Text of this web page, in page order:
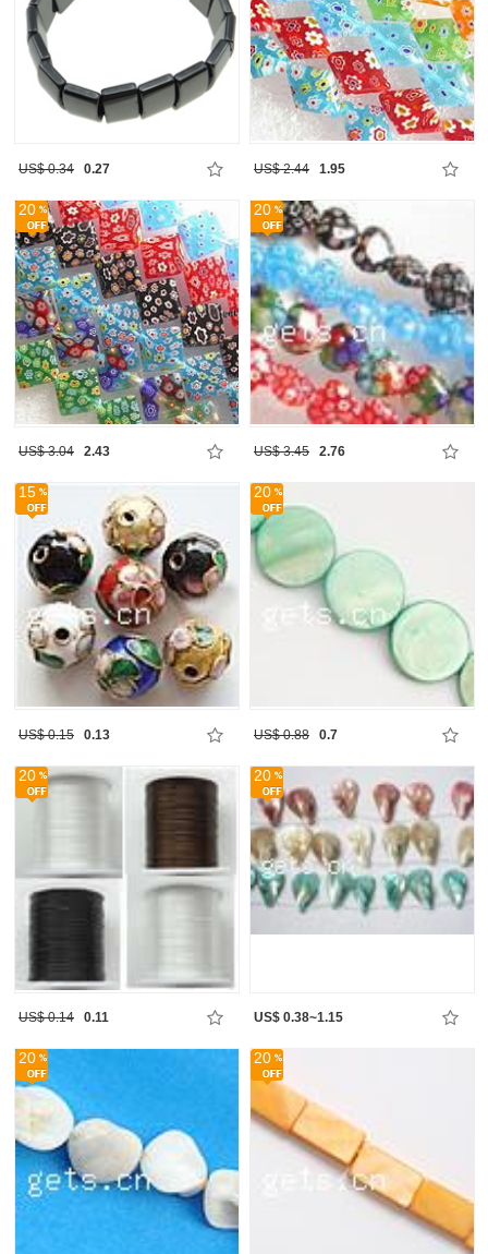
US$ 0.34 0.27 US$ 2.44 1.95
20
US$ 3.04 2.43
20
US$ 3.45 2.76
15
US$ 0.15 0.13
20
US$ 0.88 0.7
20
US$ 0.14 0.11
20
US$ 0.38~1.15
20 20